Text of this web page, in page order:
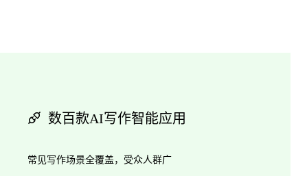
数百款AI写作智能应用
常见写作场景全覆盖，受众人群广